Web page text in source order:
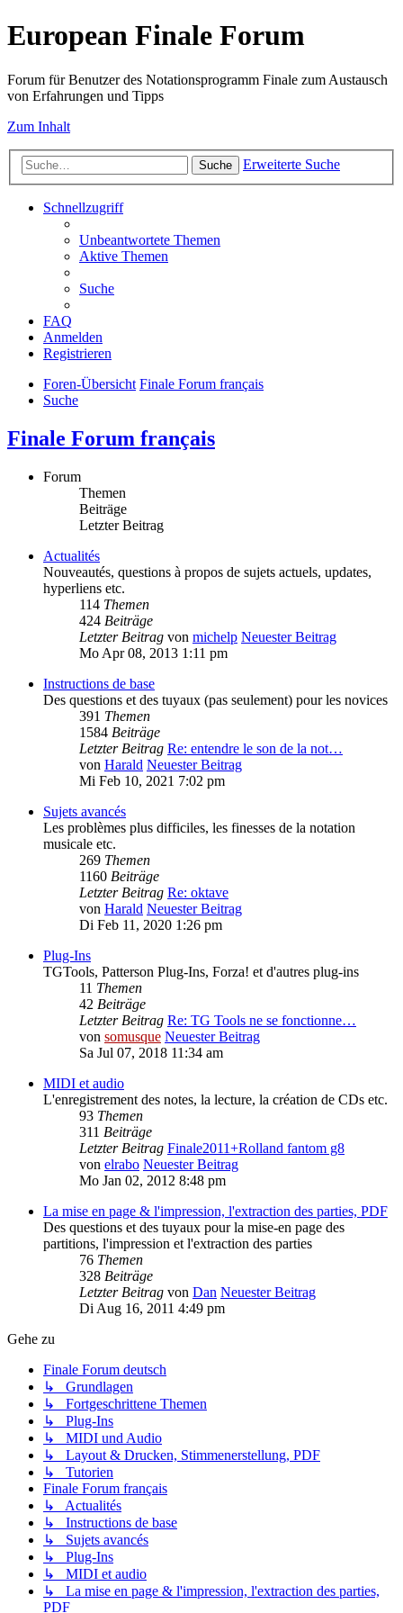
European Finale Forum
Forum für Benutzer des Notationsprogramm Finale zum Austausch
von Erfahrungen und Tipps
Zum Inhalt
Suche Erweiterte Suche
Schnellzugriff
Unbeantwortete Themen
Aktive Themen
Suche
FAQ
Anmelden
Registrieren
Foren-Übersicht Finale Forum français
Suche
Finale Forum français
Forum
Themen
Beiträge
Letzter Beitrag
Actualités
Nouveautés, questions à propos de sujets actuels, updates,
hyperliens etc.
114 Themen
424 Beiträge
Letzter Beitrag von michelp Neuester Beitrag
Mo Apr 08, 2013 1:11 pm
Instructions de base
Des questions et des tuyaux (pas seulement) pour les novices
391 Themen
1584 Beiträge
Letzter Beitrag Re: entendre le son de la not…
von Harald Neuester Beitrag
Mi Feb 10, 2021 7:02 pm
Sujets avancés
Les problèmes plus difficiles, les finesses de la notation
musicale etc.
269 Themen
1160 Beiträge
Letzter Beitrag Re: oktave
von Harald Neuester Beitrag
Di Feb 11, 2020 1:26 pm
Plug-Ins
TGTools, Patterson Plug-Ins, Forza! et d'autres plug-ins
11 Themen
42 Beiträge
Letzter Beitrag Re: TG Tools ne se fonctionne…
von somusque Neuester Beitrag
Sa Jul 07, 2018 11:34 am
MIDI et audio
L'enregistrement des notes, la lecture, la création de CDs etc.
93 Themen
311 Beiträge
Letzter Beitrag Finale2011+Rolland fantom g8
von elrabo Neuester Beitrag
Mo Jan 02, 2012 8:48 pm
La mise en page & l'impression, l'extraction des parties, PDF
Des questions et des tuyaux pour la mise-en page des
partitions, l'impression et l'extraction des parties
76 Themen
328 Beiträge
Letzter Beitrag von Dan Neuester Beitrag
Di Aug 16, 2011 4:49 pm
Gehe zu
Finale Forum deutsch
↳ Grundlagen
↳ Fortgeschrittene Themen
↳ Plug-Ins
↳ MIDI und Audio
↳ Layout & Drucken, Stimmenerstellung, PDF
↳ Tutorien
Finale Forum français
↳ Actualités
↳ Instructions de base
↳ Sujets avancés
↳ Plug-Ins
↳ MIDI et audio
↳ La mise en page & l'impression, l'extraction des parties,
PDF